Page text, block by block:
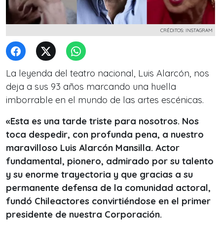
CRÉDITOS: INSTAGRAM
La leyenda del teatro nacional, Luis Alarcón, nos
deja a sus 93 años marcando una huella
imborrable en el mundo de las artes escénicas.
«Esta es una tarde triste para nosotros. Nos
toca despedir, con profunda pena, a nuestro
maravilloso Luis Alarcón Mansilla. Actor
fundamental, pionero, admirado por su talento
y su enorme trayectoria y que gracias a su
permanente defensa de la comunidad actoral,
fundó Chileactores convirtiéndose en el primer
presidente de nuestra Corporación.